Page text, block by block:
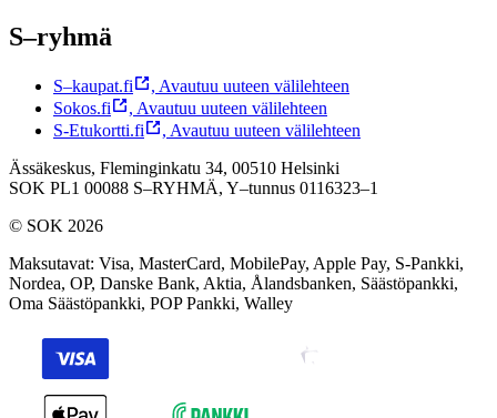
S–ryhmä
S–kaupat.fi , Avautuu uuteen välilehteen
Sokos.fi
, Avautuu uuteen välilehteen
S-Etukortti.fi
, Avautuu uuteen välilehteen
Ässäkeskus, Fleminginkatu 34, 00510 Helsinki
SOK PL1 00088 S–RYHMÄ, Y–tunnus 0116323–1
© SOK 2026
Maksutavat: Visa, MasterCard, MobilePay, Apple Pay, S-Pankki,
Nordea, OP, Danske Bank, Aktia, Ålandsbanken, Säästöpankki,
Oma Säästöpankki, POP Pankki, Walley